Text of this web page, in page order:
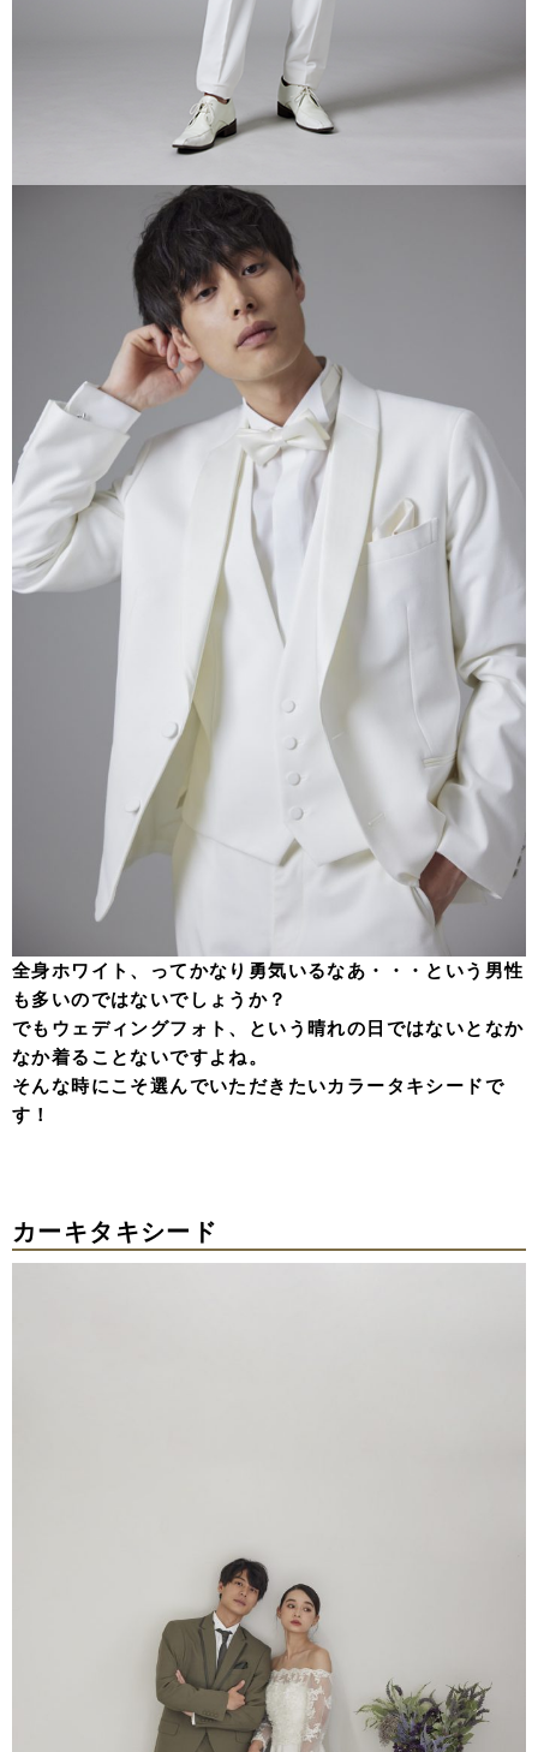
全身ホワイト、ってかなり勇気いるなあ・・・という男性
も多いのではないでしょうか？
でもウェディングフォト、という晴れの日ではないとなか
なか着ることないですよね。
そんな時にこそ選んでいただきたいカラータキシードで
す！
カーキタキシード